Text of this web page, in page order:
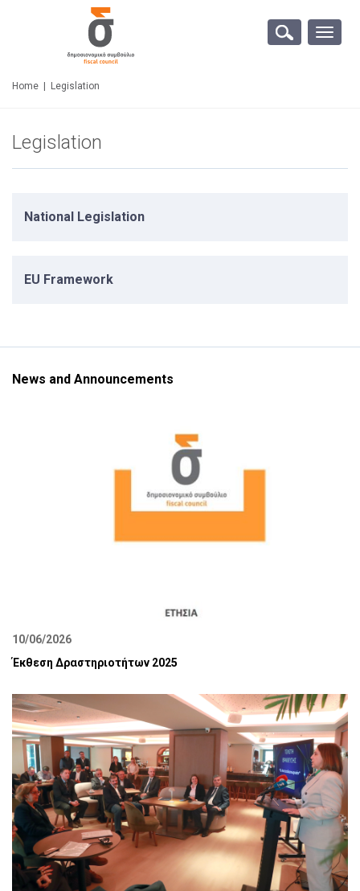
Toggle
Home Legislation
Legislation
National Legislation
EU Framework
News and Announcements
10/06/2026
Έκθεση Δραστηριοτήτων 2025